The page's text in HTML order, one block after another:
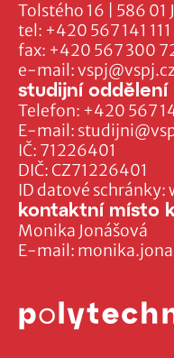
Tolstého 16 | 586 01
tel: +420 567 141 111
fax: +420 567 300
e-mail:
IČ: 71226401
DIČ: CZ71226401
ID datové schránky:
studijní oddělení
Telefon: +420 567
E-mail:
kontaktní místo
Monika Jonášová
E-mail: